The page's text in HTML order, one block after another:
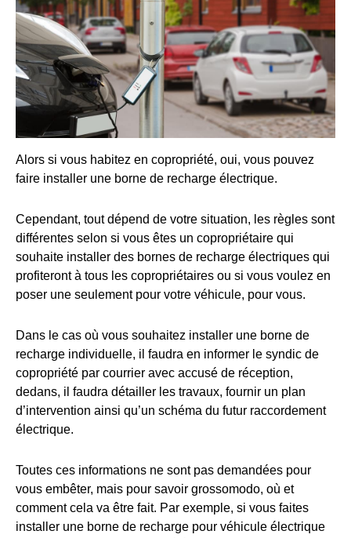
Alors si vous habitez en copropriété, oui, vous pouvez
faire installer une borne de recharge électrique.
Cependant, tout dépend de votre situation, les règles sont
différentes selon si vous êtes un copropriétaire qui
souhaite installer des bornes de recharge électriques qui
profiteront à tous les copropriétaires ou si vous voulez en
poser une seulement pour votre véhicule, pour vous.
Dans le cas où vous souhaitez installer une borne de
recharge individuelle, il faudra en informer le syndic de
copropriété par courrier avec accusé de réception,
dedans, il faudra détailler les travaux, fournir un plan
d’intervention ainsi qu’un schéma du futur raccordement
électrique.
Toutes ces informations ne sont pas demandées pour
vous embêter, mais pour savoir grossomodo, où et
comment cela va être fait. Par exemple, si vous faites
installer une borne de recharge pour véhicule électrique